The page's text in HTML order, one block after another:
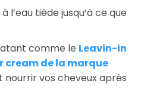
l’eau tiède jusqu’à ce que
comme le Leavin-in
de la marque
nourrir vos cheveux après